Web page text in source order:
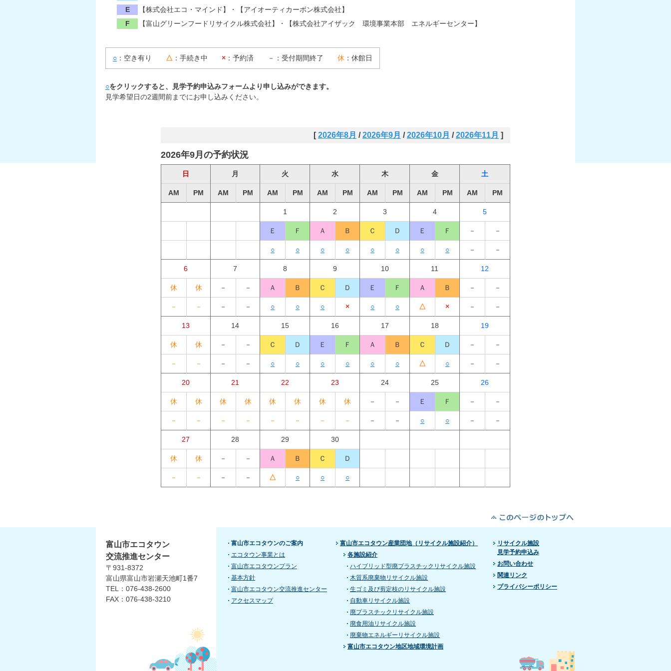
E
【株式会社エコ・マインド】・【アイオーティカーボン株式会社】
F
【富山グリーンフードリサイクル株式会社】・【株式会社アイザック 環境事業本部 エネルギーセンター】
○ ：空き有り △ ：手続き中 × ：予約済 －：受付期間終了 休 ：休館日
○をクリックすると、見学予約申込みフォームより申し込みができます。
見学希望日の2週間前までにお申し込みください。
[2026年8月 /2026年9月 /2026年10月 /2026年11月 ]
2026年9月の予約状況
日 月 火 水 木 金 土
AM PM AM PM AM PM AM PM AM PM AM PM AM PM
1 2 3 4 5
Ｅ Ｆ Ａ Ｂ Ｃ Ｄ Ｅ Ｆ － －
○ ○ ○ ○ ○ ○ ○ ○ － －
6 7 8 9 10 11 12
休 休 － － Ａ Ｂ Ｃ Ｄ Ｅ Ｆ Ａ Ｂ － －
－ － － － ○ ○ ○ × ○ ○ △ × － －
13 14 15 16 17 18 19
休 休 － － Ｃ Ｄ Ｅ Ｆ Ａ Ｂ Ｃ Ｄ － －
－ － － － ○ ○ ○ ○ ○ ○ △ ○ － －
20 21 22 23 24 25 26
休 休 休 休 休 休 休 休 － － Ｅ Ｆ － －
－ － － － － － － － － － ○ ○ － －
27 28 29 30
休 休 － － Ａ Ｂ Ｃ Ｄ
－ － － － △ ○ ○ ○
富山市エコタウン
交流推進センター
〒931-8372
富山県富山市岩瀬天池町1番7
TEL：076-438-2600
FAX：076-438-3210
富山市エコタウンのご案内
エコタウン事業とは
富山市エコタウンプラン
基本方針
富山市エコタウン交流推進センター
アクセスマップ
富山市エコタウン産業団地（リサイクル施設紹介）
各施設紹介
ハイブリッド型廃プラスチックリサイクル施設
木質系廃棄物リサイクル施設
生ゴミ及び剪定枝のリサイクル施設
自動車リサイクル施設
廃プラスチックリサイクル施設
廃食用油リサイクル施設
廃棄物エネルギーリサイクル施設
富山市エコタウン地区地域環境計画
リサイクル施設
見学予約申込み
お問い合わせ
関連リンク
プライバシーポリシー